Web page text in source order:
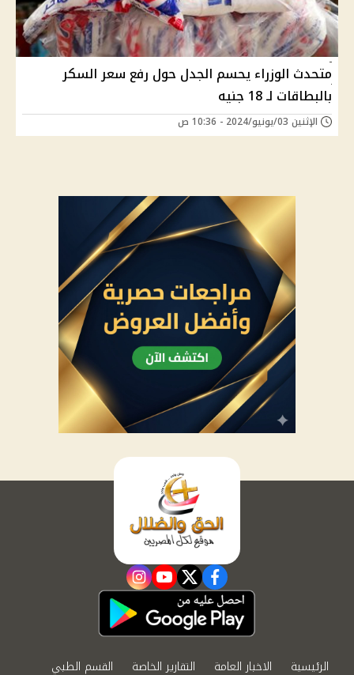
متحدث الوزراء يحسم الجدل حول رفع سعر السكر
بالبطاقات لـ 18 جنيه
الإثنين 03/يونيو/2024 - 10:36 ص
facebook
twitter
youtube
instagram
الرئيسية الاخبار العامة التقارير الخاصة القسم الطبي